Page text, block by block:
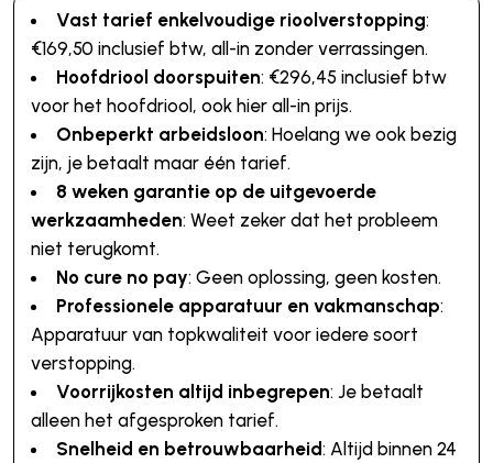
Vast tarief enkelvoudige rioolverstopping:
€169,50 inclusief btw, all-in zonder verrassingen.
Hoofdriool doorspuiten: €296,45 inclusief btw
voor het hoofdriool, ook hier all-in prijs.
Onbeperkt arbeidsloon: Hoelang we ook bezig
zijn, je betaalt maar één tarief.
8 weken garantie op de uitgevoerde
werkzaamheden: Weet zeker dat het probleem
niet terugkomt.
No cure no pay: Geen oplossing, geen kosten.
Professionele apparatuur en vakmanschap:
Apparatuur van topkwaliteit voor iedere soort
verstopping.
Voorrijkosten altijd inbegrepen: Je betaalt
alleen het afgesproken tarief.
Snelheid en betrouwbaarheid: Altijd binnen 24